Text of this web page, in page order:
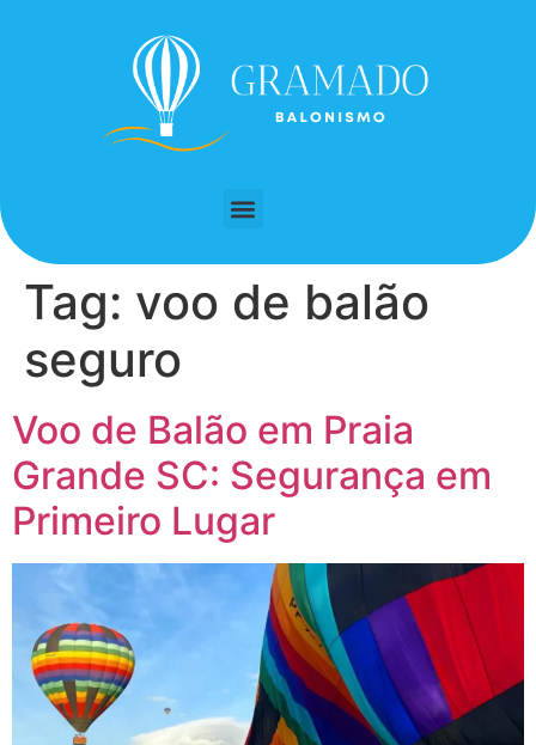
Tag: voo de balão
seguro
Voo de Balão em Praia
Grande SC: Segurança em
Primeiro Lugar